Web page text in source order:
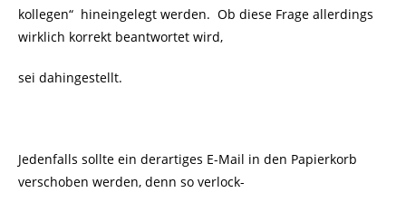
kollegen“ hineingelegt werden. Ob diese Frage allerdings
wirklich korrekt beantwortet wird,
sei dahingestellt.
Jedenfalls sollte ein derartiges E-Mail in den Papierkorb
verschoben werden, denn so verlock-